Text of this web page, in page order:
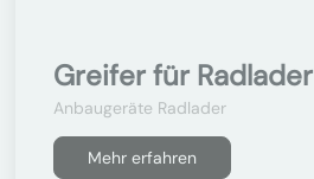
Greifer für Radlader
Anbaugeräte Radlader
Mehr erfahren